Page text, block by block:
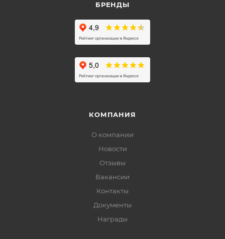
БРЕНДЫ
КОМПАНИЯ
О компании
Новости
Отзывы
Вакансии
Контакты
Документы
Награды